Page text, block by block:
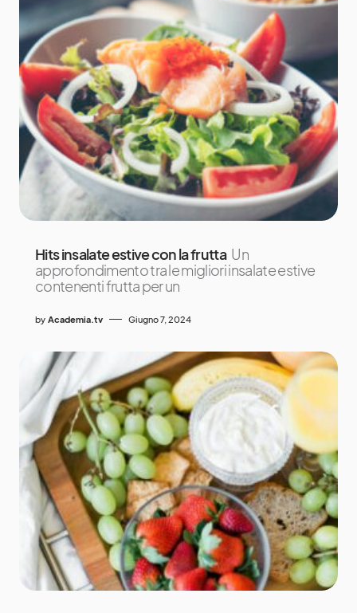
Hits insalate estive con la frutta Un
approfondimento tra le migliori insalate estive
contenenti frutta per un
by Academia.tv Giugno 7, 2024